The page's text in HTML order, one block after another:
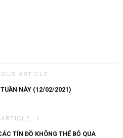
ARTICLE
NÀY (12/02/2021)
TÍN ĐỒ KHÔNG THỂ BỎ QUA